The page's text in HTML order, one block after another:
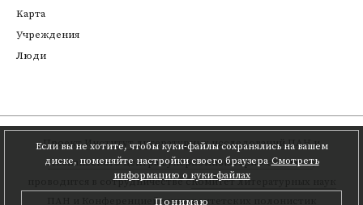
Если вы не хотите, чтобы куки-файлы сохранялись на вашем
диске, поменяйте настройки своего браузера Смотреть
информацию о куки-файлах
Понимаю
Kарта
Учреждения
Люди
ПроектИнститут литературных исследований ПАНи
Познаньского центра суперкомпьютерно-сетевого,
проводится в сотрудничестве сКомитет литературных наук
и Конференцией университетских полонистик